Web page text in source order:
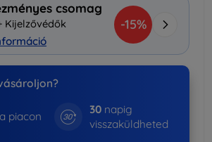
csomag
Kijelzővédők
-15%
piacon
30 napig
visszaküldheted